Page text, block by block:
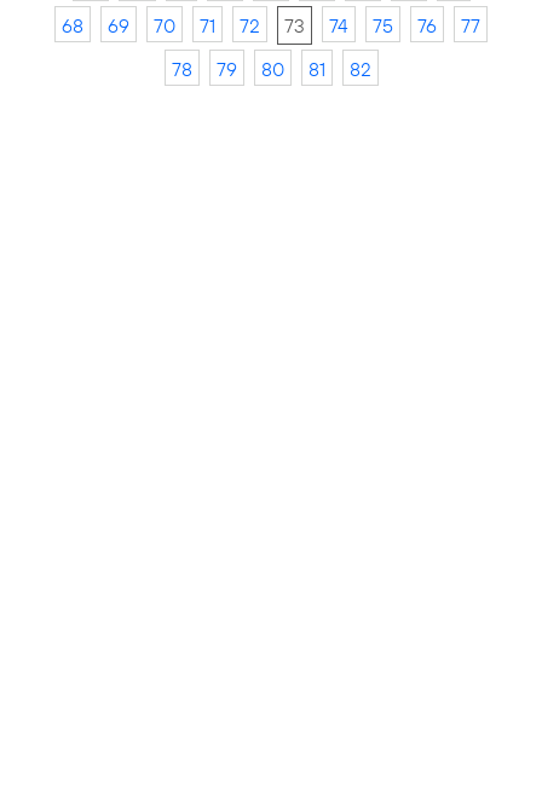
68
69 70 71 72 73 74 75 76
77
78
79 80 81 82